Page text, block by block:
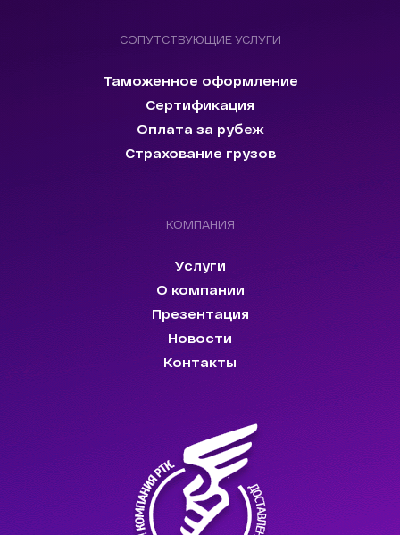
СОПУТСТВУЮЩИЕ УСЛУГИ
Таможенное оформление
Сертификация
Оплата за рубеж
Страхование грузов
КОМПАНИЯ
Услуги
О компании
Презентация
Новости
Контакты